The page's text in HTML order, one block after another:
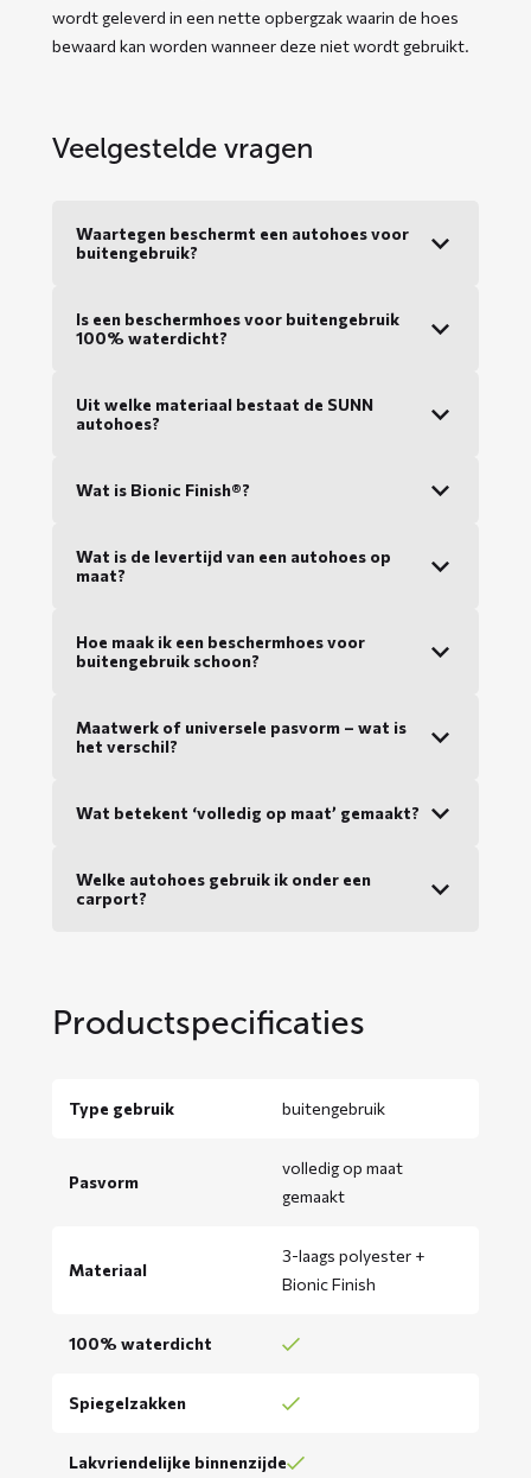
wordt geleverd in een nette opbergzak waarin de hoes
bewaard kan worden wanneer deze niet wordt gebruikt.
Veelgestelde vragen
Waartegen beschermt een autohoes voor
buitengebruik?
Is een beschermhoes voor buitengebruik
100% waterdicht?
Uit welke materiaal bestaat de SUNN
autohoes?
Wat is Bionic Finish®?
Wat is de levertijd van een autohoes op
maat?
Hoe maak ik een beschermhoes voor
buitengebruik schoon?
Maatwerk of universele pasvorm – wat is
het verschil?
Wat betekent ‘volledig op maat’ gemaakt?
Welke autohoes gebruik ik onder een
carport?
Productspecificaties
Type gebruik buitengebruik
Pasvorm
volledig op maat
gemaakt
Materiaal
3-laags polyester +
Bionic Finish
100% waterdicht
Spiegelzakken
Lakvriendelijke binnenzijde